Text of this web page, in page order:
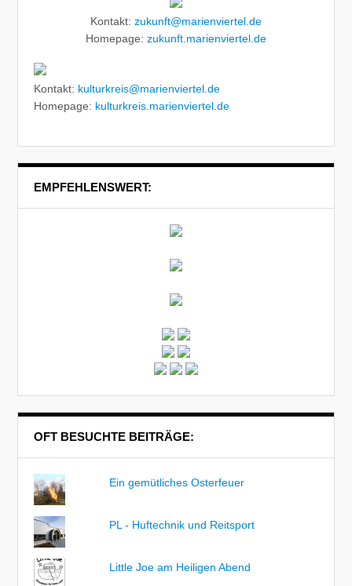
Kontakt: zukunft@marienviertel.de
Homepage: zukunft.marienviertel.de
Kontakt: kulturkreis@marienviertel.de
Homepage: kulturkreis.marienviertel.de
EMPFEHLENSWERT:
OFT BESUCHTE BEITRÄGE:
Ein gemütliches Osterfeuer
PL - Huftechnik und Reitsport
Little Joe am Heiligen Abend